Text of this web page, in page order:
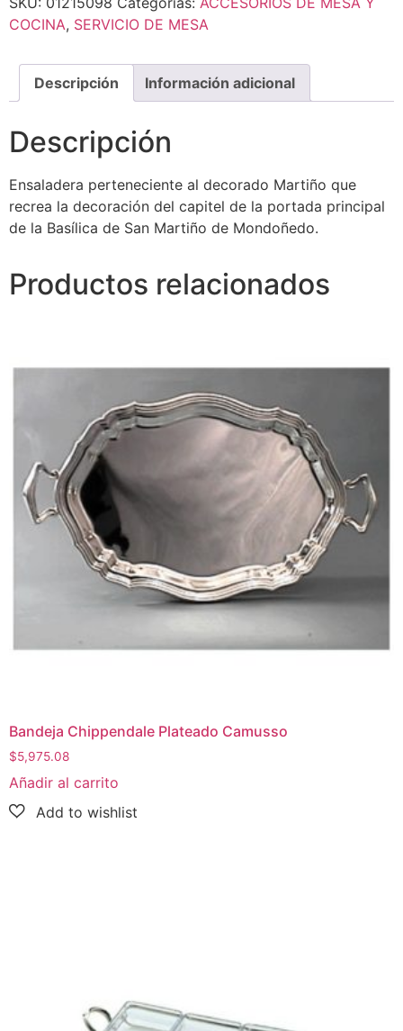
COCINA, SERVICIO DE MESA
Descripción Información adicional
Descripción
Ensaladera perteneciente al decorado Martiño que
recrea la decoración del capitel de la portada principal
de la Basílica de San Martiño de Mondoñedo.
Productos relacionados
Bandeja Chippendale Plateado Camusso
$5,975.08
Añadir al carrito